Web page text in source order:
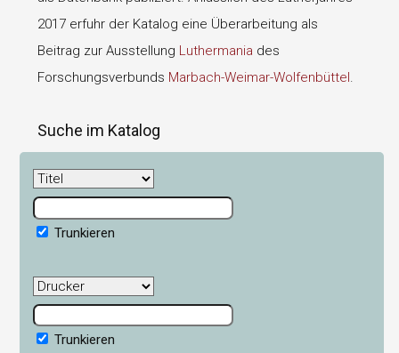
2017 erfuhr der Katalog eine Überarbeitung als
Beitrag zur Ausstellung Luthermania des
Forschungsverbunds Marbach-Weimar-Wolfenbüttel.
Suche im Katalog
Trunkieren
Trunkieren